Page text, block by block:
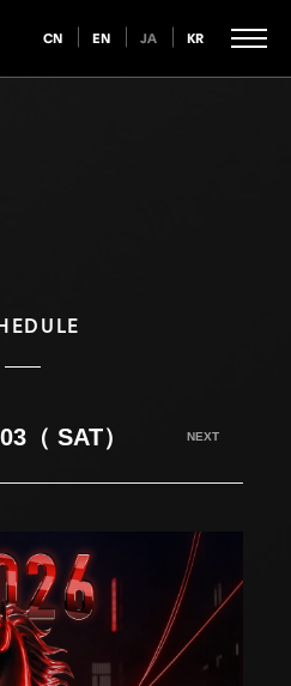
CN EN JA KR
（ SAT） NEXT